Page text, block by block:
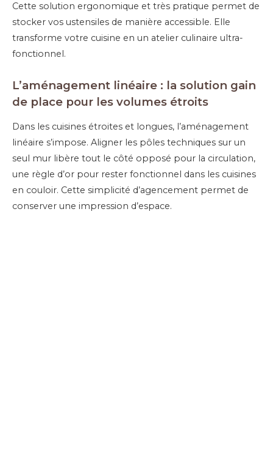
Cette solution ergonomique et très pratique permet de
stocker vos ustensiles de manière accessible. Elle
transforme votre cuisine en un atelier culinaire ultra-
fonctionnel.
L’aménagement linéaire : la solution gain
de place pour les volumes étroits
Dans les cuisines étroites et longues, l’aménagement
linéaire s’impose. Aligner les pôles techniques sur un
seul mur libère tout le côté opposé pour la circulation,
une règle d’or pour rester fonctionnel dans les cuisines
en couloir. Cette simplicité d’agencement permet de
conserver une impression d’espace.